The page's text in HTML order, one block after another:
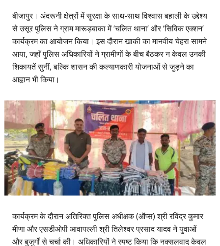
बीजापुर। अंदरूनी क्षेत्रों में सुरक्षा के साथ-साथ विश्वास बहाली के उद्देश्य
से उसूर पुलिस ने ग्राम मारूड़बाका में ‘चलित थाना’ और ‘सिविक एक्शन’
कार्यक्रम का आयोजन किया। इस दौरान खाकी का मानवीय चेहरा सामने
आया, जहाँ पुलिस अधिकारियों ने ग्रामीणों के बीच बैठकर न केवल उनकी
शिकायतें सुनीं, बल्कि शासन की कल्याणकारी योजनाओं से जुड़ने का
आह्वान भी किया।
कार्यक्रम के दौरान अतिरिक्त पुलिस अधीक्षक (ऑप्स) श्री रविंद्र कुमार
मीणा और एसडीओपी आवापल्ली श्री तिलेश्वर प्रसाद यादव ने युवाओं
और बुजुर्गों से चर्चा की। अधिकारियों ने स्पष्ट किया कि नक्सलवाद केवल